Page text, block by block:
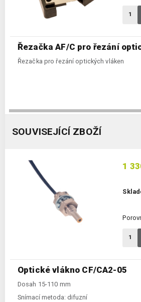
Řezačka AF/C pro řezání
Řezačka pro řezání optických vláken
SOUVISEJÍCÍ ZBOŽÍ
Optické vlákno CF/CA2-05
Dosah 15-110 mm
Snímací metoda: difuzní
1